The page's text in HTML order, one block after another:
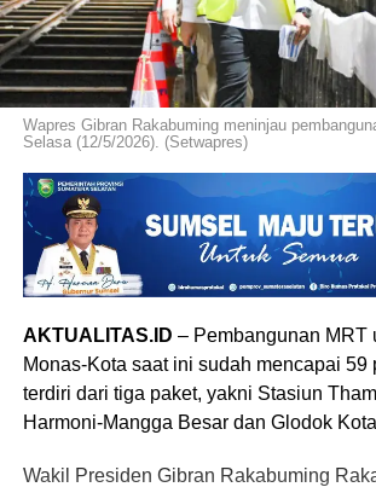
Wapres Gibran Rakabuming meninjau
Selasa (12/5/2026). (Setwapres)
AKTUALITAS.ID – Pembangunan MRT
Monas-Kota saat ini sudah mencapai 59
terdiri dari tiga paket, yakni Stasiun
Harmoni-Mangga Besar dan Glodok
Wakil Presiden Gibran Rakabuming